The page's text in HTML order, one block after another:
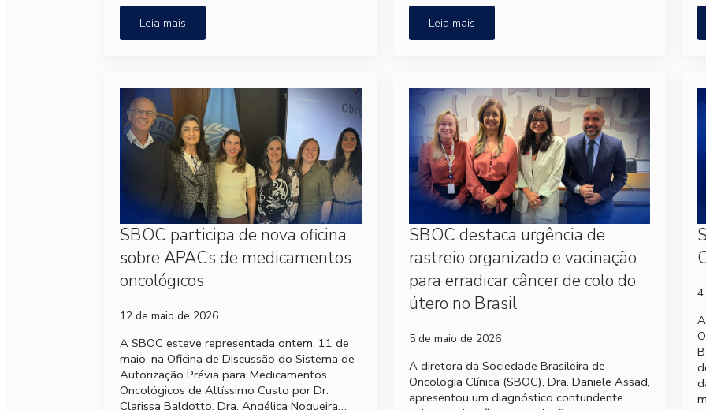
Leia mais Leia mais
SBOC participa de nova oficina
sobre APACs de medicamentos
oncológicos
12 de maio de 2026
A SBOC esteve representada ontem, 11 de
maio, na Oficina de Discussão do Sistema de
Autorização Prévia para Medicamentos
Oncológicos de Altíssimo Custo por Dr.
Clarissa Baldotto, Dra. Angélica Nogueira…
SBOC destaca urgência de
rastreio organizado e vacinação
para erradicar câncer de colo do
útero no Brasil
5 de maio de 2026
A diretora da Sociedade Brasileira de
Oncologia Clínica (SBOC), Dra. Daniele Assad,
apresentou um diagnóstico contundente